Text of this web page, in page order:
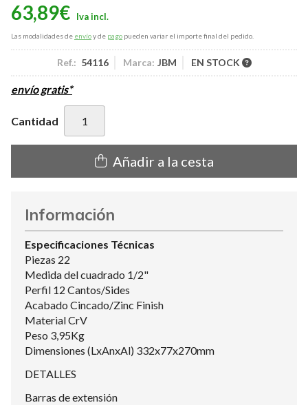
63,89€
Las modalidades de envíoy de pago pueden variar el importe final del pedido.
Ref.: 54116 Marca: JBM EN STOCK
envío gratis*
Cantidad
Añadir a la cesta
Información
Especificaciones Técnicas
Piezas 22
Medida del cuadrado 1/2"
Perfil 12 Cantos/Sides
Acabado Cincado/Zinc Finish
Material CrV
Peso 3,95Kg
Dimensiones (LxAnxAl) 332x77x270mm
DETALLES
Barras de extensión